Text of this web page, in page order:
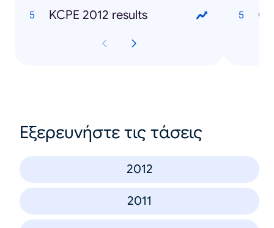
KCPE 2012 results
Εξερευνήστε τις τάσεις
2012
2011